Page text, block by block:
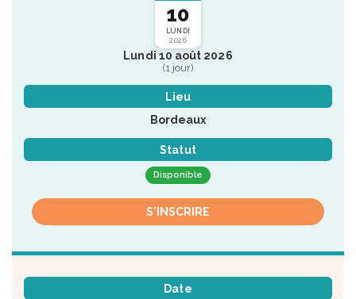
10
LUNDI
2026
Lundi 10 août 2026
(1 jour)
Lieu
Bordeaux
Statut
Disponible
S'INSCRIRE
Date